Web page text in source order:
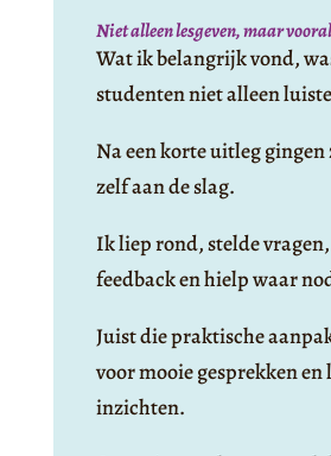
Niet alleen lesgeven, maar
Wat ik belangrijk vond,
studenten niet alleen
Na een korte uitleg
zelf aan de slag.
Ik liep rond, stelde
feedback en hielp waar
Juist die praktische
voor mooie gesprekken en
inzichten.